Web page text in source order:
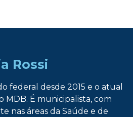
Rossi
federal desde 2015 e o atual
MDB. É municipalista, com
nas áreas da Saúde e de